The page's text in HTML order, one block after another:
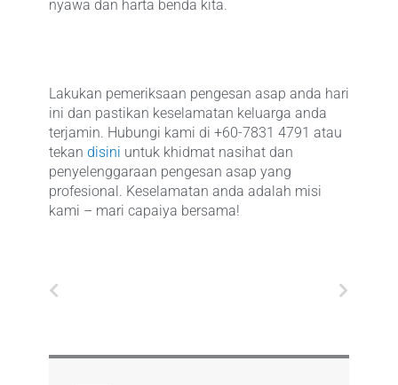
nyawa dan harta benda kita.
Lakukan pemeriksaan pengesan asap anda hari
ini dan pastikan keselamatan keluarga anda
terjamin. Hubungi kami di +60-7831 4791 atau
tekan disini untuk khidmat nasihat dan
penyelenggaraan pengesan asap yang
profesional. Keselamatan anda adalah misi
kami – mari capaiya bersama!